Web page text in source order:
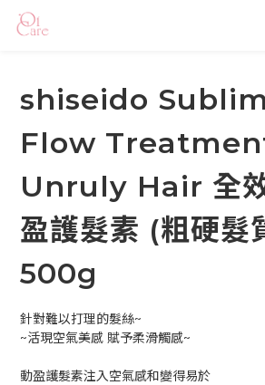
shiseido
Flow
Unruly Hair 全
盈護髮素 (粗硬髮
500g
針對難以打理的髮絲~
~活現空氣美感 賦予柔滑觸感~
動盈護髮素注入空氣感和變得易於